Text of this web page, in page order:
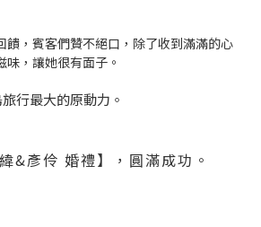
饋，賓客們贊不絕口，除了收到滿滿的心
，讓她很有面子。
行最大的原動力。
&彥伶 婚禮】，圓滿成功。